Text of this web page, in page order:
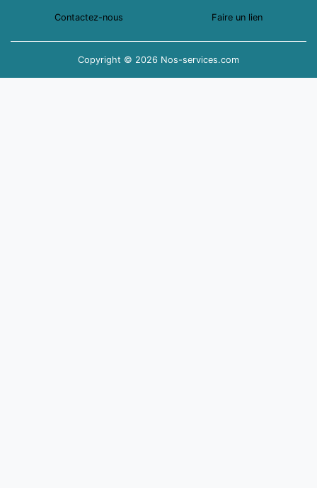
Contactez-nous Faire un lien
Copyright © 2026 Nos-services.com